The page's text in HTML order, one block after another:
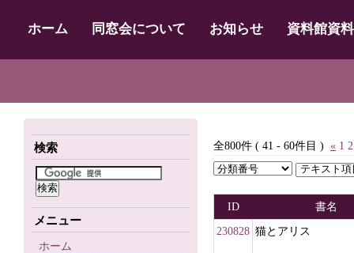
ホーム 同窓会について お知らせ 資料館資
検索
メニュー
ホーム
全800件 ( 41 - 60件目 ) « 1 2
ID 書名
230828 猫とアリス